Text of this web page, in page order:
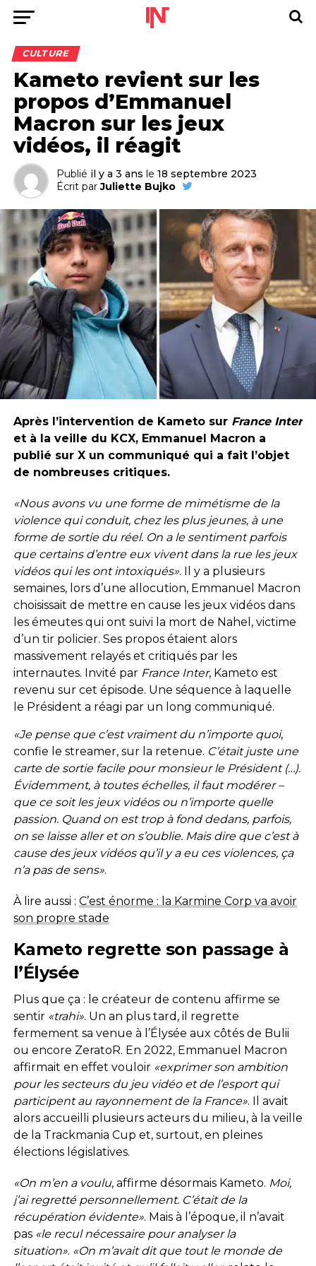
CULTURE
Kameto revient sur les
propos d’Emmanuel
Macron sur les jeux
vidéos, il réagit
Publié il y a 3 ans le 18 septembre 2023
Écrit par Juliette Bujko
Après l’intervention de Kameto sur France Inter
et à la veille du KCX, Emmanuel Macron a
publié sur X un communiqué qui a fait l’objet
de nombreuses critiques.
«Nous avons vu une forme de mimétisme de la
violence qui conduit, chez les plus jeunes, à une
forme de sortie du réel. On a le sentiment parfois
que certains d’entre eux vivent dans la rue les jeux
vidéos qui les ont intoxiqués». Il y a plusieurs
semaines, lors d’une allocution, Emmanuel Macron
choisissait de mettre en cause les jeux vidéos dans
les émeutes qui ont suivi la mort de Nahel, victime
d’un tir policier. Ses propos étaient alors
massivement relayés et critiqués par les
internautes. Invité par France Inter, Kameto est
revenu sur cet épisode. Une séquence à laquelle
le Président a réagi par un long communiqué.
«Je pense que c’est vraiment du n’importe quoi,
confie le streamer, sur la retenue. C’était juste une
carte de sortie facile pour monsieur le Président (…).
Évidemment, à toutes échelles, il faut modérer –
que ce soit les jeux vidéos ou n’importe quelle
passion. Quand on est trop à fond dedans, parfois,
on se laisse aller et on s’oublie. Mais dire que c’est à
cause des jeux vidéos qu’il y a eu ces violences, ça
n’a pas de sens».
À lire aussi : C’est énorme : la Karmine Corp va avoir
son propre stade
Kameto regrette son passage à
l’Élysée
Plus que ça : le créateur de contenu affirme se
sentir «trahi». Un an plus tard, il regrette
fermement sa venue à l’Élysée aux côtés de Bulii
ou encore ZeratoR. En 2022, Emmanuel Macron
affirmait en effet vouloir «exprimer son ambition
pour les secteurs du jeu vidéo et de l’esport qui
participent au rayonnement de la France». Il avait
alors accueilli plusieurs acteurs du milieu, à la veille
de la Trackmania Cup et, surtout, en pleines
élections législatives.
«On m’en a voulu, affirme désormais Kameto. Moi,
j’ai regretté personnellement. C’était de la
récupération évidente». Mais à l’époque, il n’avait
pas «le recul nécessaire pour analyser la
situation». «On m’avait dit que tout le monde de